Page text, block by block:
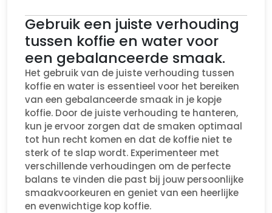
Gebruik een juiste verhouding
tussen koffie en water voor
een gebalanceerde smaak.
Het gebruik van de juiste verhouding tussen
koffie en water is essentieel voor het bereiken
van een gebalanceerde smaak in je kopje
koffie. Door de juiste verhouding te hanteren,
kun je ervoor zorgen dat de smaken optimaal
tot hun recht komen en dat de koffie niet te
sterk of te slap wordt. Experimenteer met
verschillende verhoudingen om de perfecte
balans te vinden die past bij jouw persoonlijke
smaakvoorkeuren en geniet van een heerlijke
en evenwichtige kop koffie.